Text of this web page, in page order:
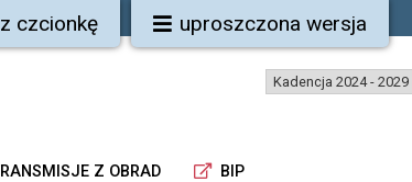
czcionkę uproszczona wersja
Z OBRAD BIP